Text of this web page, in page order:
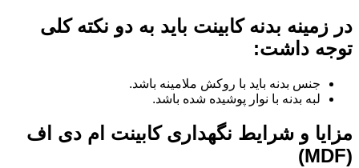
در زمینه بدنه کابینت باید به دو نکته کلی
توجه داشت:
جنس بدنه باید با روکش ملامینه باشد.
لبه بدنه با نوار پوشیده شده باشد.
مزایا و شرایط نگهداری کابینت ام دی اف
(MDF)